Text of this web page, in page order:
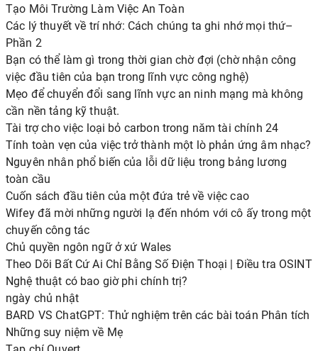
Tạo Môi Trường Làm Việc An Toàn
Các lý thuyết về trí nhớ: Cách chúng ta ghi nhớ mọi thứ–
Phần 2
Bạn có thể làm gì trong thời gian chờ đợi (chờ nhận công
việc đầu tiên của bạn trong lĩnh vực công nghệ)
Mẹo để chuyển đổi sang lĩnh vực an ninh mạng mà không
cần nền tảng kỹ thuật.
Tài trợ cho việc loại bỏ carbon trong năm tài chính 24
Tính toàn vẹn của việc trở thành một lò phản ứng âm nhạc?
Nguyên nhân phổ biến của lỗi dữ liệu trong bảng lương
toàn cầu
Cuốn sách đầu tiên của một đứa trẻ về việc cao
Wifey đã mời những người lạ đến nhóm với cô ấy trong một
chuyến công tác
Chủ quyền ngôn ngữ ở xứ Wales
Theo Dõi Bất Cứ Ai Chỉ Bằng Số Điện Thoại | Điều tra OSINT
Nghệ thuật có bao giờ phi chính trị?
ngày chủ nhật
BARD VS ChatGPT: Thử nghiệm trên các bài toán Phân tích
Những suy niệm về Mẹ